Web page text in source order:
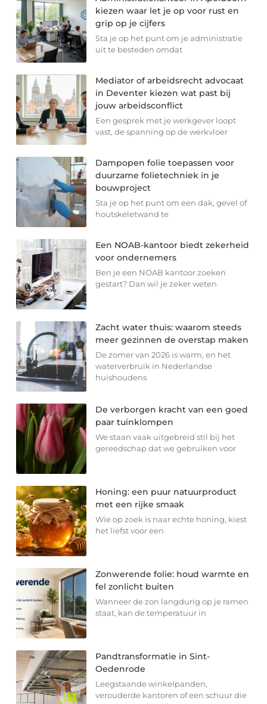
kiezen waar let je op voor rust en
grip op je cijfers
Sta je op het punt om je administratie
uit te besteden omdat
Mediator of arbeidsrecht advocaat
in Deventer kiezen wat past bij
jouw arbeidsconflict
Een gesprek met je werkgever loopt
vast, de spanning op de werkvloer
Dampopen folie toepassen voor
duurzame folietechniek in je
bouwproject
Sta je op het punt om een dak, gevel of
houtskeletwand te
Een NOAB-kantoor biedt zekerheid
voor ondernemers
Ben je een NOAB kantoor zoeken
gestart? Dan wil je zeker weten
Zacht water thuis: waarom steeds
meer gezinnen de overstap maken
De zomer van 2026 is warm, en het
waterverbruik in Nederlandse
huishoudens
De verborgen kracht van een goed
paar tuinklompen
We staan vaak uitgebreid stil bij het
gereedschap dat we gebruiken voor
Honing: een puur natuurproduct
met een rijke smaak
Wie op zoek is naar echte honing, kiest
het liefst voor een
Zonwerende folie: houd warmte en
fel zonlicht buiten
Wanneer de zon langdurig op je ramen
staat, kan de temperatuur in
Pandtransformatie in Sint-
Oedenrode
Leegstaande winkelpanden,
verouderde kantoren of een schuur die